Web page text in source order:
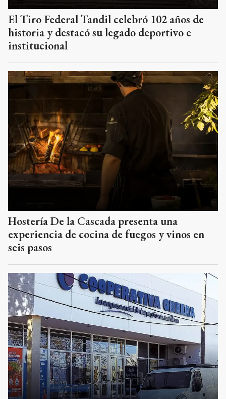
El Tiro Federal Tandil celebró 102 años de
historia y destacó su legado deportivo e
institucional
Hostería De la Cascada presenta una
experiencia de cocina de fuegos y vinos en
seis pasos